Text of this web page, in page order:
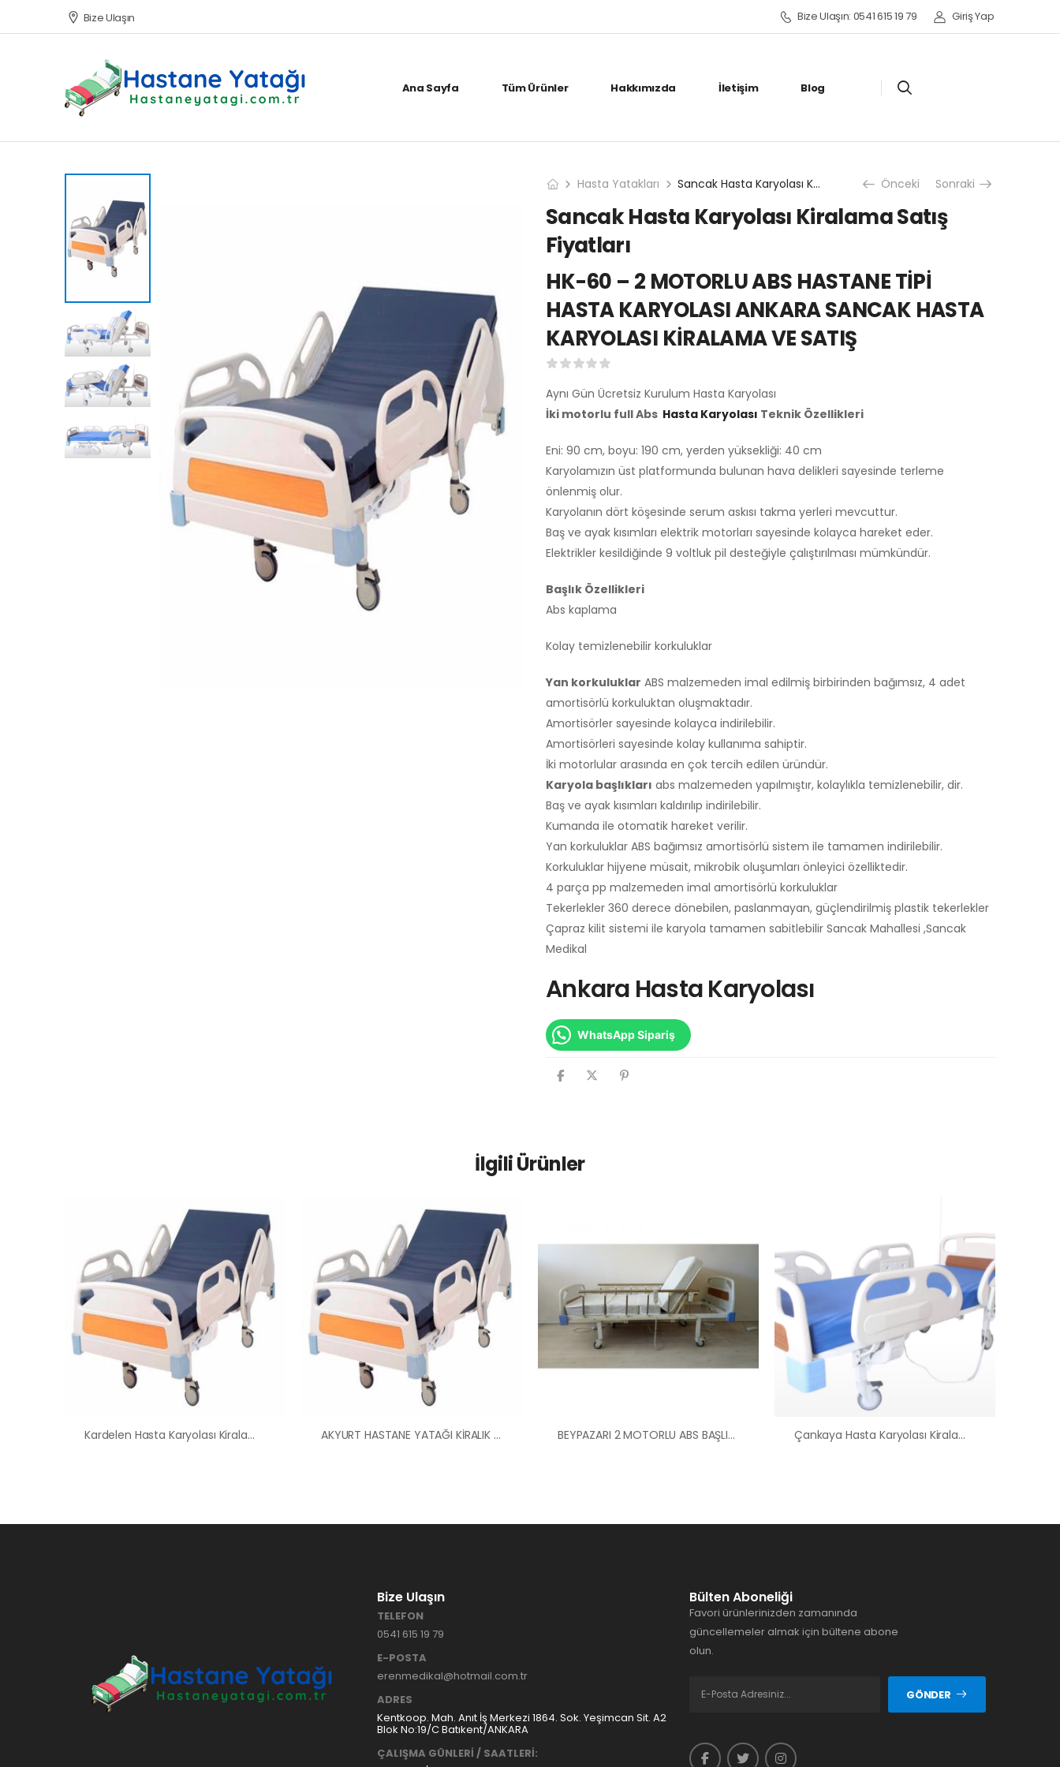
Bize Ulaşın Bize Ulaşın: 0541 615 19 79 Giriş Yap
Ana Sayfa Tüm Ürünler Hakkımızda İletişim Blog
Hasta Yatakları Sancak Hasta Karyolası Kiralama Satış Fiyatları Önceki Sonraki
Sancak Hasta Karyolası Kiralama Satış
Fiyatları
HK-60 – 2 MOTORLU ABS HASTANE TİPİ
HASTA KARYOLASI ANKARA SANCAK HASTA
KARYOLASI KİRALAMA VE SATIŞ
Aynı Gün Ücretsiz Kurulum Hasta Karyolası
İki motorlu full Abs Hasta Karyolası Teknik Özellikleri
Eni: 90 cm, boyu: 190 cm, yerden yüksekliği: 40 cm
Karyolamızın üst platformunda bulunan hava delikleri sayesinde terleme
önlenmiş olur.
Karyolanın dört köşesinde serum askısı takma yerleri mevcuttur.
Baş ve ayak kısımları elektrik motorları sayesinde kolayca hareket eder.
Elektrikler kesildiğinde 9 voltluk pil desteğiyle çalıştırılması mümkündür.
Başlık Özellikleri
Abs kaplama
Kolay temizlenebilir korkuluklar
Yan korkuluklar ABS malzemeden imal edilmiş birbirinden bağımsız, 4 adet
amortisörlü korkuluktan oluşmaktadır.
Amortisörler sayesinde kolayca indirilebilir.
Amortisörleri sayesinde kolay kullanıma sahiptir.
İki motorlular arasında en çok tercih edilen üründür.
Karyola başlıkları abs malzemeden yapılmıştır, kolaylıkla temizlenebilir, dir.
Baş ve ayak kısımları kaldırılıp indirilebilir.
Kumanda ile otomatik hareket verilir.
Yan korkuluklar ABS bağımsız amortisörlü sistem ile tamamen indirilebilir.
Korkuluklar hijyene müsait, mikrobik oluşumları önleyici özelliktedir.
4 parça pp malzemeden imal amortisörlü korkuluklar
Tekerlekler 360 derece dönebilen, paslanmayan, güçlendirilmiş plastik tekerlekler
Çapraz kilit sistemi ile karyola tamamen sabitlebilir Sancak Mahallesi ,Sancak
Medikal
Ankara Hasta Karyolası
WhatsApp Sipariş
İlgili Ürünler
Kardelen Hasta Karyolası Kiralama Satış Fiyatları AKYURT HASTANE YATAĞI KİRALIK HASTA KARYOLA BEYPAZARI 2 MOTORLU ABS BAŞLIKLI HASTA YATAĞI Çankaya Hasta Karyolası Kiralama Satış Fiyatları
Bize Ulaşın
TELEFON
0541 615 19 79
E-POSTA
erenmedikal@hotmail.com.tr
ADRES
Kentkoop. Mah. Anıt İş Merkezi 1864. Sok. Yeşimcan Sit. A2
Blok No:19/C Batıkent/ANKARA
ÇALIŞMA GÜNLERİ / SAATLERİ:
Bülten Aboneliği
Favori ürünlerinizden zamanında
güncellemeler almak için bültene abone
olun.
GÖNDER